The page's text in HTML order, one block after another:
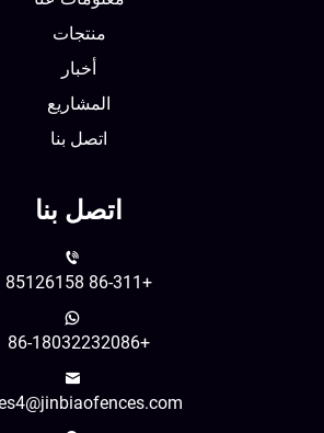
منتجات
أخبار
المشاريع
اتصل بنا
اتصل بنا
sales4@jinbiaofences.com